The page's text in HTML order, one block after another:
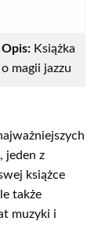
Opis: Książka
o magii jazzu
, jeden z
książce
także
muzyki i